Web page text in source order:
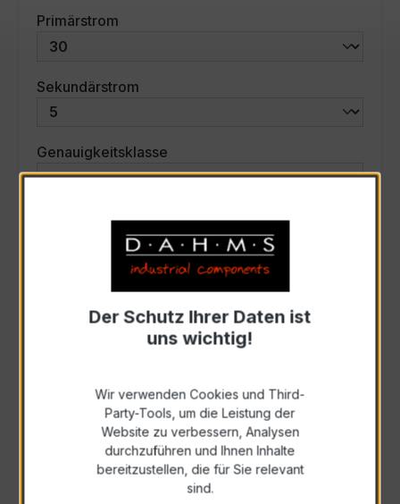
Primärstrom
Sekundärstrom
Genauigkeitsklasse
Scheinleistung (VA)auswählen
Auswahl zurücksetzen
Anfrage schriftlich
Als PDF exportieren
Der Schutz Ihrer Daten ist
uns wichtig!
Wir verwenden Cookies und Third-
Party-Tools, um die Leistung der
Website zu verbessern, Analysen
durchzuführen und Ihnen Inhalte
bereitzustellen, die für Sie relevant
sind.